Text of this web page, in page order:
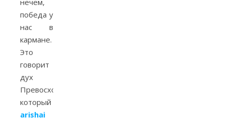
нечем,
победа у
нас в
кармане.
Это
говорит
дух
Превосходства,
который
arishai